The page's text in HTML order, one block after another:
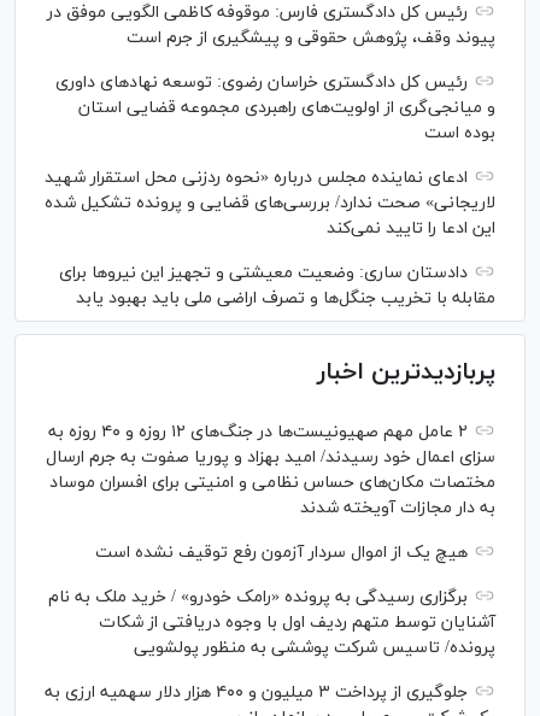
رئیس کل دادگستری فارس: موقوفه کاظمی الگویی موفق در
پیوند وقف، پژوهش حقوقی و پیشگیری از جرم است
رئیس کل دادگستری خراسان رضوی: توسعه نهاد‌های داوری
و میانجی‌گری از اولویت‌های راهبردی مجموعه قضایی استان
بوده است
ادعای نماینده مجلس درباره «نحوه ردزنی محل استقرار شهید
لاریجانی» صحت ندارد/ بررسی‌های قضایی و پرونده تشکیل شده
این ادعا را تایید نمی‌کند
دادستان ساری: وضعیت معیشتی و تجهیز این نیرو‌ها برای
مقابله با تخریب جنگل‌ها و تصرف اراضی ملی باید بهبود یابد
پربازدیدترین اخبار
۲ عامل مهم صهیونیست‌ها در جنگ‌های ۱۲ روزه و ۴۰ روزه به
سزای اعمال خود رسیدند/ امید بهزاد و پوریا صفوت به جرم ارسال
مختصات مکان‌های حساس نظامی و امنیتی برای افسران موساد
به دار مجازات آویخته شدند
هیچ یک از اموال سردار آزمون رفع توقیف نشده است
برگزاری رسیدگی به پرونده «رامک خودرو» / خرید ملک به نام
آشنایان توسط متهم ردیف اول با وجوه دریافتی از شکات
پرونده/ تاسیس شرکت پوششی به منظور پولشویی
جلوگیری از پرداخت ۳ میلیون و ۴۰۰ هزار دلار سهمیه ارزی به